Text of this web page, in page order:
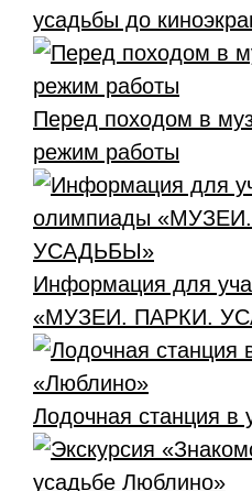
усадьбы до
Перед походом в
режим работы
Информация для
«МУЗЕИ. ПАРКИ.
Лодочная станция в